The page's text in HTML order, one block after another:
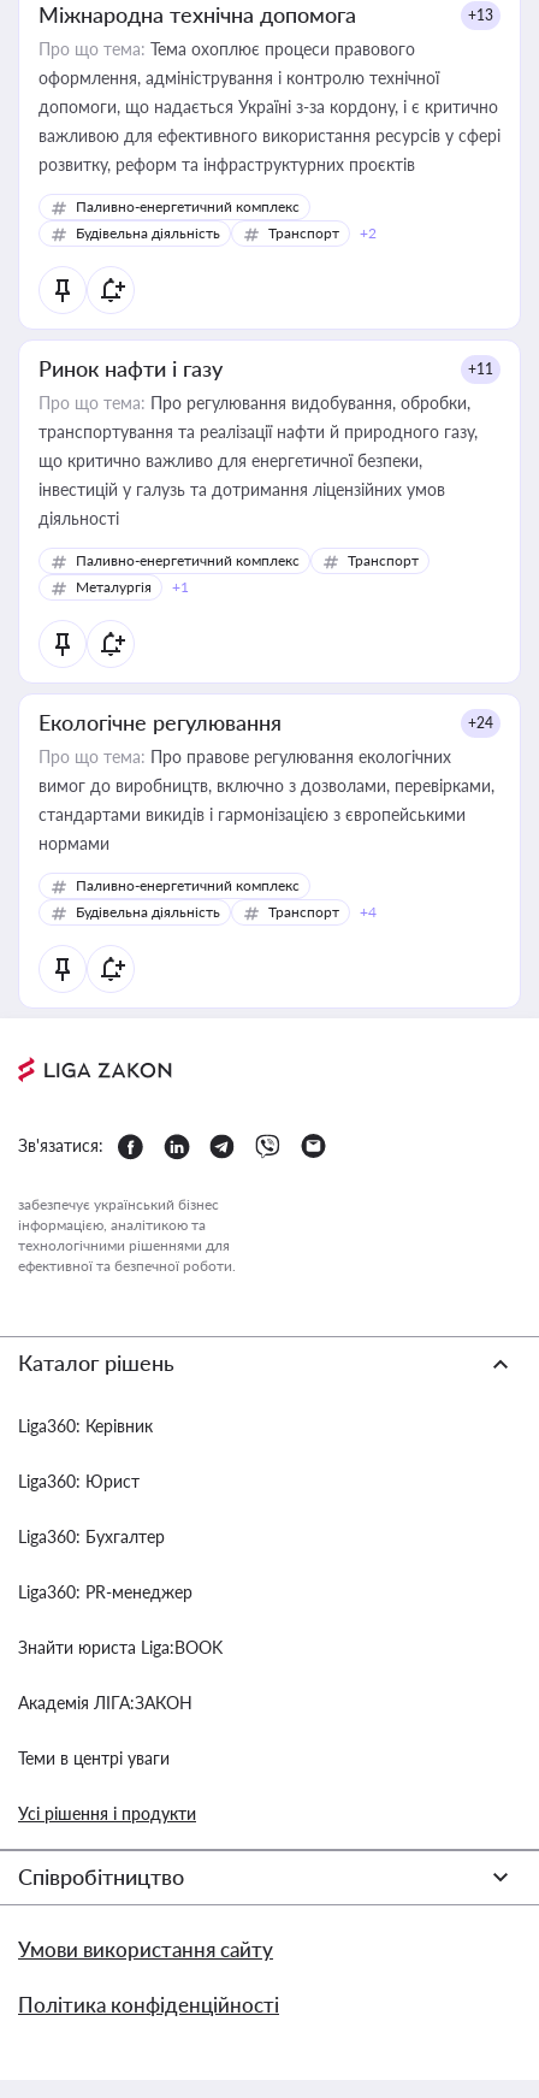
Міжнародна технічна допомога +13
Про що тема: Тема охоплює процеси правового
оформлення, адміністрування і контролю технічної
допомоги, що надається Україні з-за кордону, і є критично
важливою для ефективного використання ресурсів у сфері
розвитку, реформ та інфраструктурних проєктів
Паливно-енергетичний комплекс
Будівельна діяльність
Транспорт +2
Ринок нафти і газу +11
Про що тема: Про регулювання видобування, обробки,
транспортування та реалізації нафти й природного газу,
що критично важливо для енергетичної безпеки,
інвестицій у галузь та дотримання ліцензійних умов
діяльності
Паливно-енергетичний комплекс
Транспорт
Металургія
+1
Екологічне регулювання +24
Про що тема: Про правове регулювання екологічних
вимог до виробництв, включно з дозволами, перевірками,
стандартами викидів і гармонізацією з європейськими
нормами
Паливно-енергетичний комплекс
Будівельна діяльність
Транспорт +4
Зв'язатися:
забезпечує український бізнес
інформацією, аналітикою та
технологічними рішеннями для
ефективної та безпечної роботи.
Каталог рішень
Liga360: Керівник
Liga360: Юрист
Liga360: Бухгалтер
Liga360: PR-менеджер
Знайти юриста Liga:BOOK
Академія ЛІГА:ЗАКОН
Теми в центрі уваги
Усі рішення і продукти
Співробітництво
Умови використання сайту
Політика конфіденційності